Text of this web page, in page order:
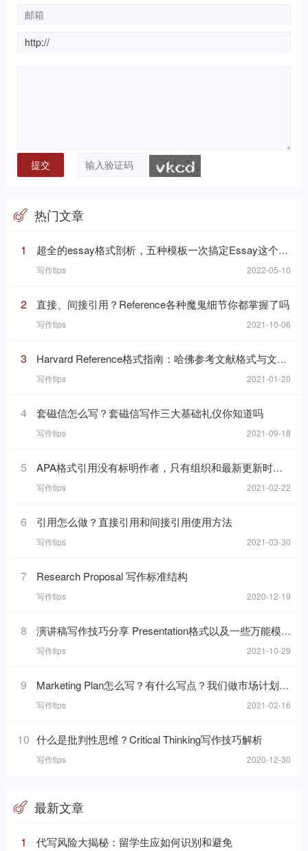
热门文章
1 超全的essay格式剖析，五种模板一次搞定Essay这个“八股文”
写作tips 2022-05-10
2 直接、间接引用？Reference各种魔鬼细节你都掌握了吗
写作tips 2021-10-06
3 Harvard Reference格式指南：哈佛参考文献格式与文内引用格式
写作tips 2021-01-20
4 套磁信怎么写？套磁信写作三大基础礼仪你知道吗
写作tips 2021-09-18
5 APA格式引用没有标明作者，只有组织和最新更新时间的网页，在reference list里要怎么写
写作tips 2021-02-22
6 引用怎么做？直接引用和间接引用使用方法
写作tips 2021-03-30
7 Research Proposal 写作标准结构
写作tips 2020-12-19
8 演讲稿写作技巧分享 Presentation格式以及一些万能模板句分享
写作tips 2021-10-29
9 Marketing Plan怎么写？有什么写点？我们做市场计划的目的是什么呢？
写作tips 2021-02-16
10 什么是批判性思维？Critical Thinking写作技巧解析
写作tips 2020-12-30
最新文章
1 代写风险大揭秘：留学生应如何识别和避免